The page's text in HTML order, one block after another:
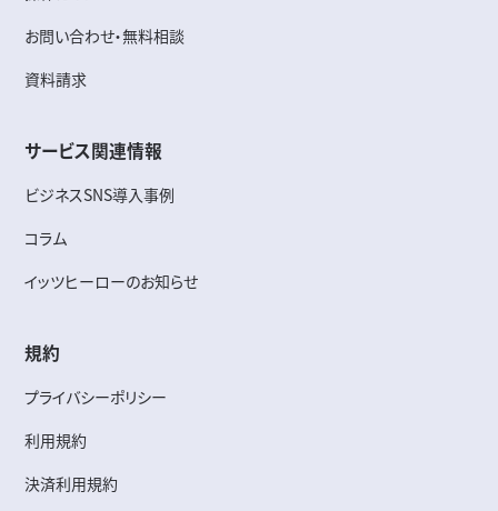
お問い合わせ・無料相談
資料請求
サービス関連情報
ビジネスSNS導入事例
コラム
イッツヒーローのお知らせ
規約
プライバシーポリシー
利用規約
決済利用規約